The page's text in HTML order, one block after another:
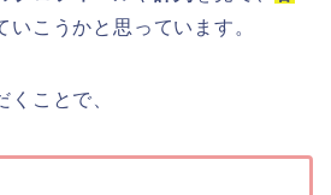
いこうかと思っています。
くことで、